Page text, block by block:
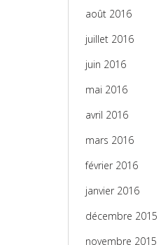
août 2016
juillet 2016
juin 2016
mai 2016
avril 2016
mars 2016
février 2016
janvier 2016
décembre 2015
novembre 2015